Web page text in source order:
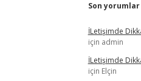
Son yorumlar
İLetişimde
için admin
İLetişimde
için Elçin